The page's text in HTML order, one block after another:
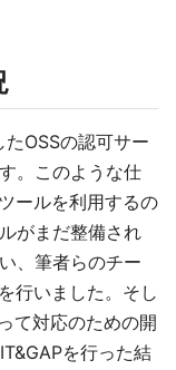
OSSの認可サー
。このような仕
ールを利用するの
がまだ整備され
、筆者らのチー
行いました。そし
て対応のための開
を行った結